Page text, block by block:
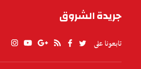
جريدة الشروق
تابعونا على